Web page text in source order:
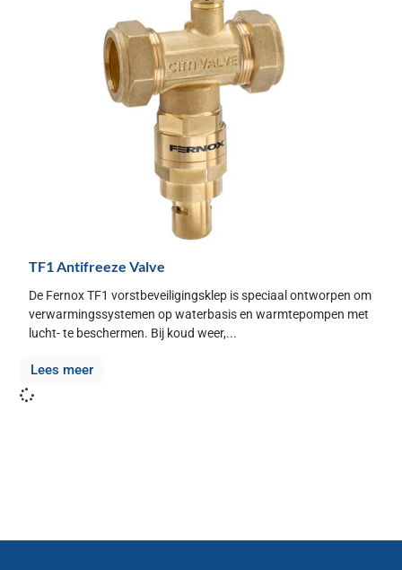
TF1 Antifreeze Valve
De Fernox TF1 vorstbeveiligingsklep is speciaal ontworpen om
verwarmingssystemen op waterbasis en warmtepompen met
lucht- te beschermen. Bij koud weer,...
Lees meer